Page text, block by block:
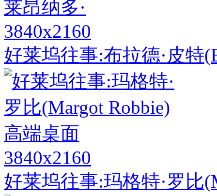
3840x2160
好莱坞往事:布拉德·皮特
3840x2160
好莱坞往事:玛格特·罗比